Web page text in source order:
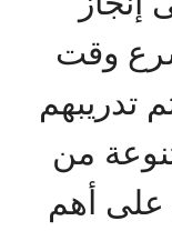
وقت
تدريبهم
من
على أهم